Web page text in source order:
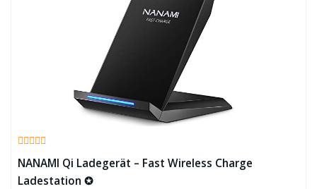
NANAMI Qi Ladegerät – Fast Wireless Charge
Ladestation ✪